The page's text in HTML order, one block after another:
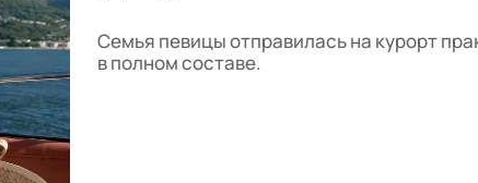
Семья певицы отправилась на курорт
в полном составе.